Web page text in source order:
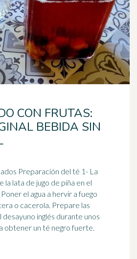
CON FRUTAS:
BEBIDA SIN
té 1- La
la lata de jugo de piña en el
o cacerola. Prepare las
desayuno inglés durante unos
obtener un té negro fuerte.